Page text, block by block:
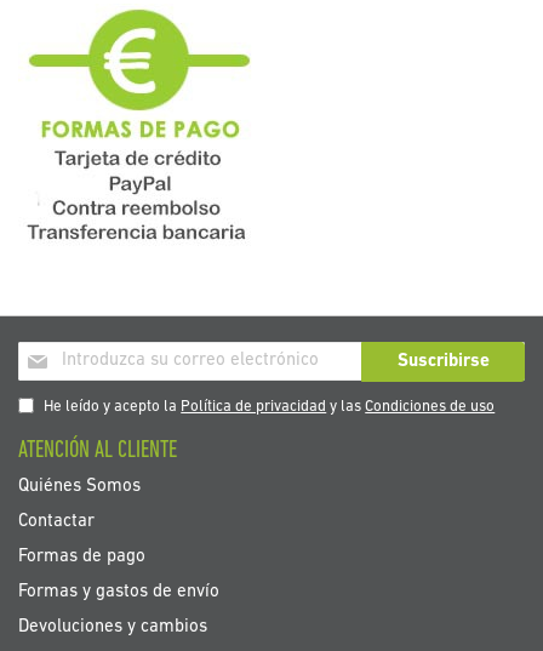
Inscríbase
a
nuestro
de
noticias:
Suscribirse
He leído y acepto la Política de privacidad y lasCondiciones de uso
ATENCIÓN AL CLIENTE
Quiénes Somos
Contactar
Formas de pago
Formas y gastos de envío
Devoluciones y cambios